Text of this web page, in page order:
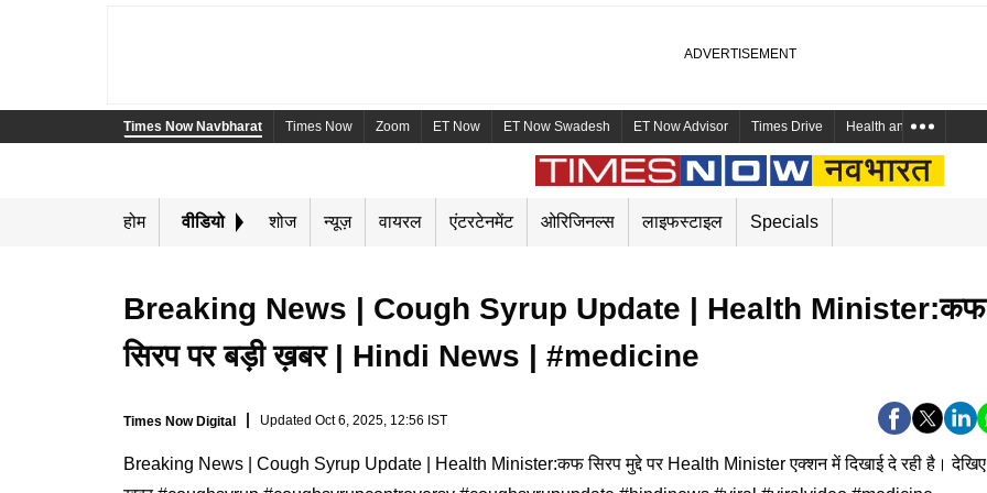
Times Now Navbharat Times Now Zoom ET Now ET Now Swadesh ET Now Advisor Times Drive Health and Me
होम वीडियो शोज न्यूज़ वायरल एंटरटेनमेंट ओरिजिनल्स लाइफस्टाइल Specials
Breaking News | Cough Syrup Update | Health Minister:कफ
सिरप पर बड़ी ख़बर | Hindi News | #medicine
Times Now Digital Updated Oct 6, 2025, 12:56 IST
Breaking News | Cough Syrup Update | Health Minister:कफ सिरप मुद्दे पर Health Minister एक्शन में दिखाई दे रही है। देखिए